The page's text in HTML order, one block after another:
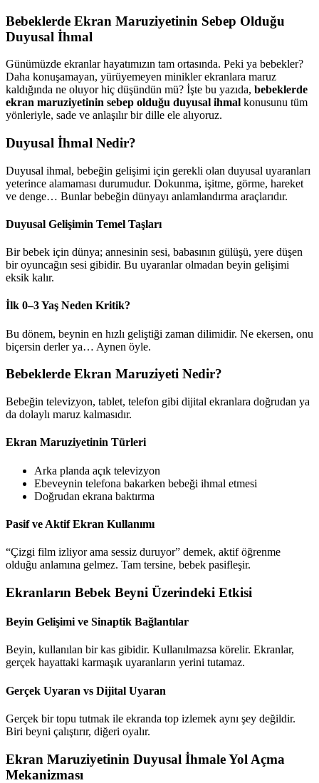
Bebeklerde Ekran Maruziyetinin Sebep Olduğu
Duyusal İhmal
Günümüzde ekranlar hayatımızın tam ortasında. Peki ya bebekler?
Daha konuşamayan, yürüyemeyen minikler ekranlara maruz
kaldığında ne oluyor hiç düşündün mü? İşte bu yazıda, bebeklerde
ekran maruziyetinin sebep olduğu duyusal ihmal konusunu tüm
yönleriyle, sade ve anlaşılır bir dille ele alıyoruz.
Duyusal İhmal Nedir?
Duyusal ihmal, bebeğin gelişimi için gerekli olan duyusal uyaranları
yeterince alamaması durumudur. Dokunma, işitme, görme, hareket
ve denge… Bunlar bebeğin dünyayı anlamlandırma araçlarıdır.
Duyusal Gelişimin Temel Taşları
Bir bebek için dünya; annesinin sesi, babasının gülüşü, yere düşen
bir oyuncağın sesi gibidir. Bu uyaranlar olmadan beyin gelişimi
eksik kalır.
İlk 0–3 Yaş Neden Kritik?
Bu dönem, beynin en hızlı geliştiği zaman dilimidir. Ne ekersen, onu
biçersin derler ya… Aynen öyle.
Bebeklerde Ekran Maruziyeti Nedir?
Bebeğin televizyon, tablet, telefon gibi dijital ekranlara doğrudan ya
da dolaylı maruz kalmasıdır.
Ekran Maruziyetinin Türleri
Arka planda açık televizyon
Ebeveynin telefona bakarken bebeği ihmal etmesi
Doğrudan ekrana baktırma
Pasif ve Aktif Ekran Kullanımı
“Çizgi film izliyor ama sessiz duruyor” demek, aktif öğrenme
olduğu anlamına gelmez. Tam tersine, bebek pasifleşir.
Ekranların Bebek Beyni Üzerindeki Etkisi
Beyin Gelişimi ve Sinaptik Bağlantılar
Beyin, kullanılan bir kas gibidir. Kullanılmazsa körelir. Ekranlar,
gerçek hayattaki karmaşık uyaranların yerini tutamaz.
Gerçek Uyaran vs Dijital Uyaran
Gerçek bir topu tutmak ile ekranda top izlemek aynı şey değildir.
Biri beyni çalıştırır, diğeri oyalır.
Ekran Maruziyetinin Duyusal İhmale Yol Açma
Mekanizması